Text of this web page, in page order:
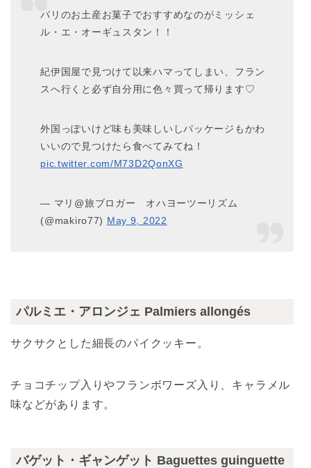
パリのお土産お菓子でおすすめなのがミッシェ
ル・エ・オーギュスタン！！
紀伊国屋で見つけて以来ハマってしまい、フラン
スへ行くと必ず自分用に色々買って帰ります♡
外国っぽいけど味も美味しいしパッケージもかわ
いいので見つけたら食べてみてね！
pic.twitter.com/M73D2QonXG
— マリ@旅ブロガー オハヨーツーリズム
(@makiro77) May 9, 2022
パルミエ・アロンジェ Palmiers allongés
サクサクとした細長のパイクッキー。
チョコチップ入りやフランボワーズ入り、キャラメル
味などがあります。
バゲット・ギャンゲット Baguettes guinguette